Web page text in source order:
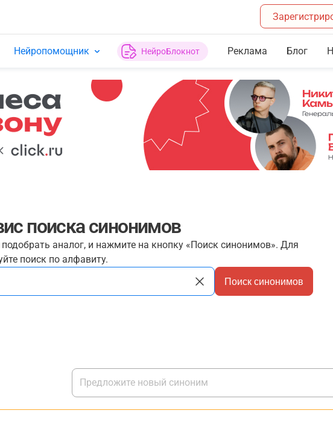
Нейропомощник НейроБлокнот Реклама Блог
поиска синонимов
подобрать аналог, и нажмите на кнопку «Поиск синонимов». Для
поиск по алфавиту.
Поиск синонимов